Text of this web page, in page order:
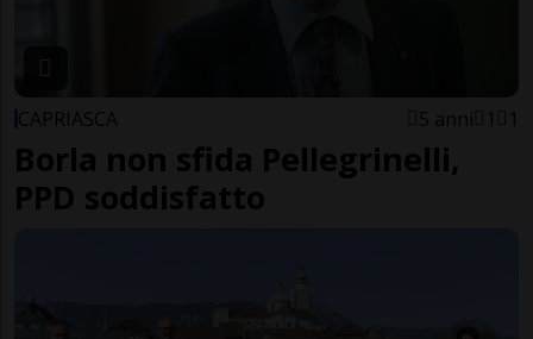
CAPRIASCA 5 anni 1 1
Borla non sfida Pellegrinelli,
PPD soddisfatto